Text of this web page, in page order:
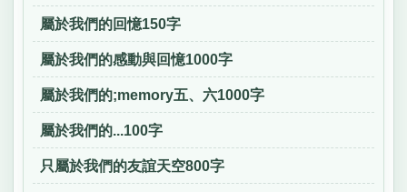
屬於我們的回憶150字
屬於我們的感動與回憶1000字
屬於我們的;memory五、六1000字
屬於我們的...100字
只屬於我們的友誼天空800字